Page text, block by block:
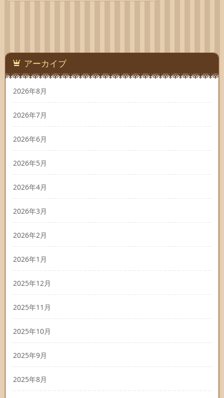
アーカイブ
2026年8月
2026年7月
2026年6月
2026年5月
2026年4月
2026年3月
2026年2月
2026年1月
2025年12月
2025年11月
2025年10月
2025年9月
2025年8月